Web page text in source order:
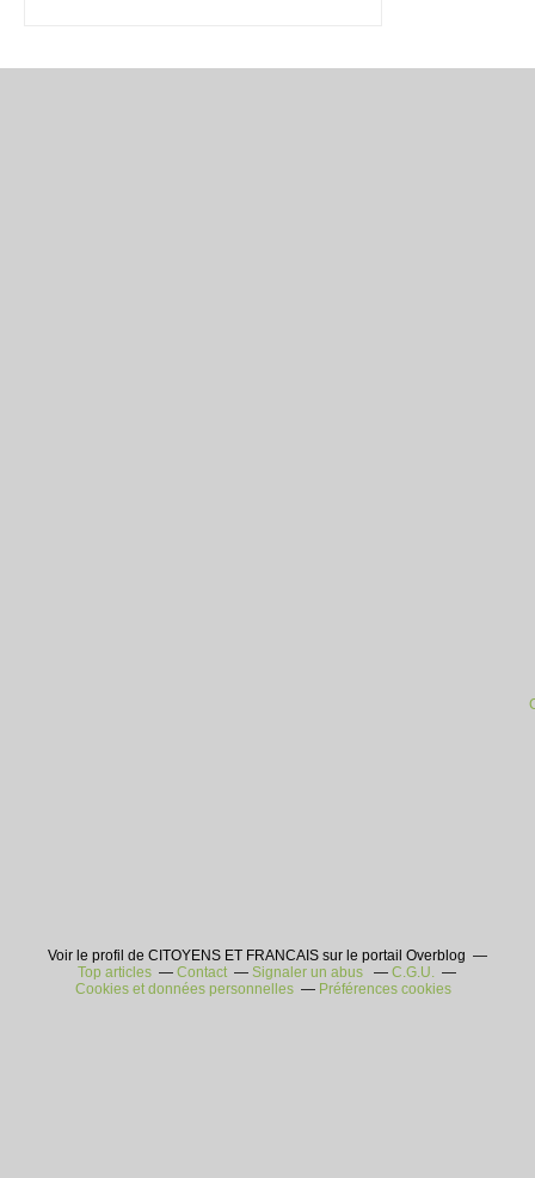
Voir le profil de CITOYENS ET FRANCAIS sur le portail Overblog
Top articles
Contact Signaler un abus
C.G.U.
Cookies et données personnelles
Préférences cookies